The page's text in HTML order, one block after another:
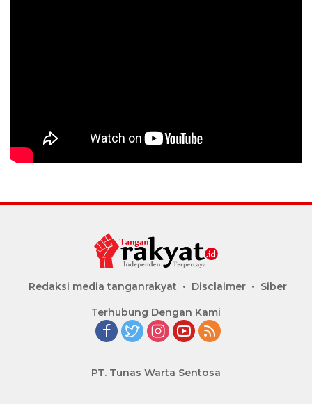
Redaksi media tanganrakyat Disclaimer Siber
Terhubung Dengan Kami
PT. Tunas Warta Sentosa